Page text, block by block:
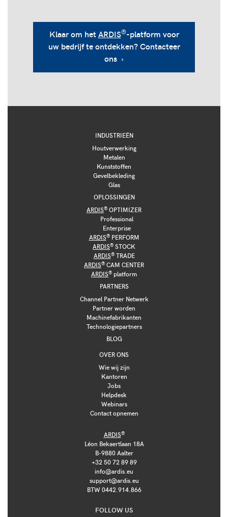
Klaar om hetARDIS®-platform voor
uw bedrijf te ontdekken? Contacteer
ons ›
INDUSTRIEËN
Houtverwerking
Metalen
Kunststoffen
Gevelbekleding
Glas
OPLOSSINGEN
ARDIS® OPTIMIZER
Professional
Enterprise
ARDIS®PERFORM
ARDIS® STOCK
ARDIS®TRADE
ARDIS® CAM CENTER
ARDIS® platform
PARTNERS
Channel Partner Netwerk
Partner worden
Machinefabrikanten
Technologiepartners
BLOG
OVER ONS
Wie wij zijn
Kantoren
Jobs
Helpdesk
Webinars
Contact opnemen
ARDIS®
Léon Bekaertlaan 18A
B-9880 Aalter
+32 50 72 89 89
info@ardis.eu
support@ardis.eu
BTW 0442.914.866
FOLLOW US